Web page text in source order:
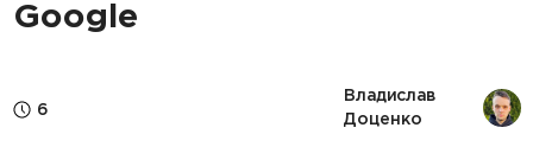
Google
6
Владислав
Доценко